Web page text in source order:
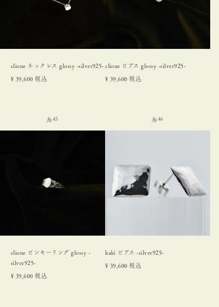
clione ネックレス glossy -silver925-
¥ 39,600 税込
clione ピアス glossy -silver925-
¥ 39,600 税込
clione ピンキーリング glossy -
silver925-
¥ 39,600 税込
kaki ピアス -silver925-
¥ 39,600 税込